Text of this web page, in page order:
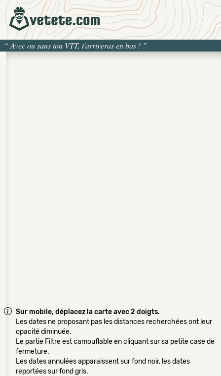
“ Avec ou sans ton VTT, t'arriveras en bas ! ”
Sur mobile, déplacez la carte avec 2 doigts.
Les dates ne proposant pas les distances recherchées ont leur
opacité diminuée.
Le partie Filtre est camouflable en cliquant sur sa petite case de
fermeture.
Les dates annulées apparaissent sur fond noir, les dates
reportées sur fond gris.